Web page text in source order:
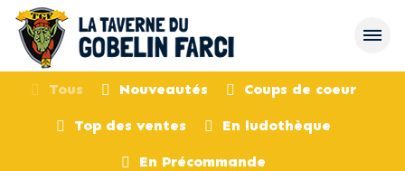
Tous Nouveautés Coups de coeur
Top des ventes En ludothèque
En Précommande